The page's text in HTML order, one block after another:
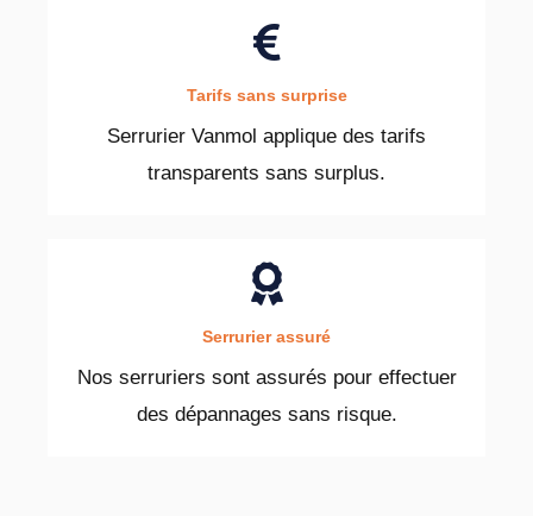
Tarifs sans surprise
Serrurier Vanmol applique des tarifs
transparents sans surplus.
Serrurier assuré
Nos serruriers sont assurés pour effectuer
des dépannages sans risque.